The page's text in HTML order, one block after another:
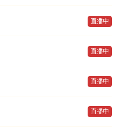
直播中
直播中
直播中
直播中